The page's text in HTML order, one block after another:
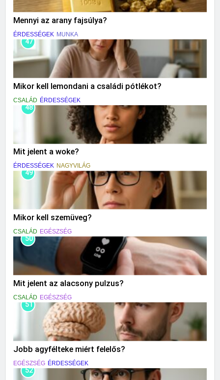
Mennyi az arany fajsúlya?
ÉRDESSÉGEK MUNKA
47
Mikor kell lemondani a családi pótlékot?
CSALÁD ÉRDESSÉGEK
48
Mit jelent a woke?
ÉRDESSÉGEK NAGYVILÁG
49
Mikor kell szemüveg?
CSALÁD EGÉSZSÉG
50
Mit jelent az alacsony pulzus?
CSALÁD EGÉSZSÉG
51
Jobb agyfélteke miért felelős?
EGÉSZSÉG ÉRDESSÉGEK
52